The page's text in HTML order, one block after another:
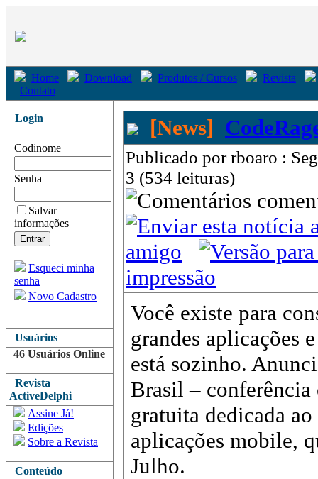
Home Download Produtos / Cursos
Revista
Contato
Login
Codinome
Senha
Salvar
informações
Esqueci minha
senha
Novo Cadastro
Usuários
46 Usuários Online
Revista
ActiveDelphi
Assine Já!
Edições
Sobre a Revista
Conteúdo
[News]
Publicado por rboaro :
3 (534 leituras)
amigo
impressão
Você existe para
grandes aplicações
está sozinho.
Brasil –
gratuita dedicada
aplicações mobile,
Julho.